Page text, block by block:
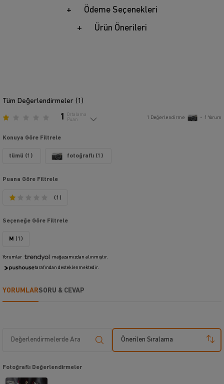
Ödeme Seçenekleri
Ürün Önerileri
Tüm Değerlendirmeler (1 )
1
Ortalama
Puan
1 Değerlendirme • 1 Yorum
Konuya Göre Filtrele
tümü (1) fotoğraflı (1)
Puana Göre Filtrele
(1)
Seçeneğe Göre Filtrele
M (1)
Yorumlar mağazamızdan alınmıştır.
tarafından desteklenmektedir.
YORUMLARSORU & CEVAP
Önerilen Sıralama
Fotoğraflı Değerlendirmeler